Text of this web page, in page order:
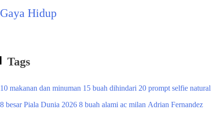
Gaya Hidup
Tags
10 makanan dan minuman 15 buah dihindari 20 prompt selfie natural
8 besar Piala Dunia 2026 8 buah alami ac milan Adrian Fernandez